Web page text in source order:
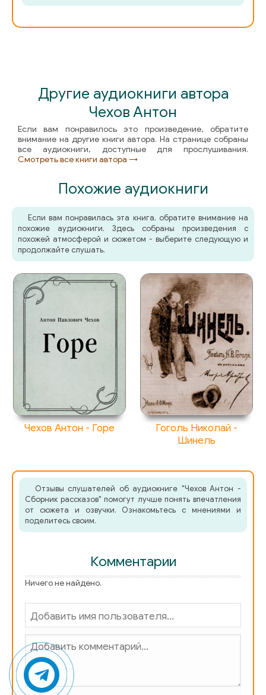
Другие аудиокниги автора
Чехов Антон
Если вам понравилось это произведение, обратите
внимание на другие книги автора. На странице собраны
все аудиокниги, доступные для прослушивания.
Смотреть все книги автора →
Похожие аудиокниги
Если вам понравилась эта книга, обратите внимание на
похожие аудиокниги. Здесь собраны произведения с
похожей атмосферой и сюжетом - выберите следующую и
продолжайте слушать.
Чехов Антон - Горе
Гоголь Николай -
Шинель
Отзывы слушателей об аудиокниге "Чехов Антон -
Сборник рассказов" помогут лучше понять впечатления
от сюжета и озвучки. Ознакомьтесь с мнениями и
поделитесь своим.
Комментарии
Ничего не найдено.